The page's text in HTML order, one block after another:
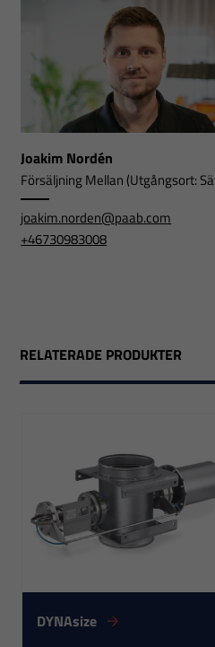
Joakim Nordén
Försäljning Mellan (Utgångsort:
joakim.norden@paab.com
+46730983008
RELATERADE PRODUKTER
DYNAsize